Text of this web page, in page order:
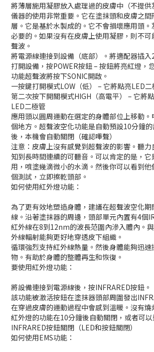
將薄層施用凝膠放入處理過的皮膚中（不提
儀器的使用非常重要。它在塗抹頭和皮膚之
層。它是基於水製成的。它不會損壞應用頭
必要的。如果沒有在皮膚上使用凝膠，則不
聲波。
將電源線連接到設備（底部）。將適配器插入
打開設備，按POWER按鈕 – 按鈕將亮紅燈，
功能超聲波將按下SONIC開啟。
一按鍵打開模式LOW（低） – 它將點亮LED
第二次按下開關模式HIGH（高電平） – 它
LED二極管
應用頭以圓周運動在選定的身體部位上移動
個地方。超聲波空化功能是自動預設10分鐘
後，本機會自動關閉（確認嗶聲）
注意：皮膚上沒有感覺到超聲波的影響。聽
知到長時間連續的可聽音。可以肯定的是，
用，噴塗幾滴微小的水滴。然後你可以看到
個測試，立即擦乾頭部。
如何使用紅外燈功能：
為了更有效地塑造身體，建議在超聲波空化
線。沿著塗抹器的周邊，頭部單元內置有4個
紅外線在8到12nm的波長范圍內滲入體內。
外線輻射能夠更好地穿透皮下組織。
循環強烈支持紅外線熱量。然後身體能夠迅
物。有助於身體的整體再生和恢復。
要使用紅外燈功能：
將設備連接到電源線後，按INFRARED按鈕。
該功能被激活按鈕在塗抹器頭部周圍發出
在穿過皮膚的運動過程中會感到溫暖。沒有燒
紅外燈的功能在10分鐘後自動關閉，或者可
INFRARED按鈕關閉（LED和按鈕關閉）
如何使用EMS功能：